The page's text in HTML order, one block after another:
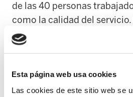
Esta página web usa cookies
Las cookies de este sitio web se
de las 40 personas
como la calidad del
pendiente de renovación y
todas las reuniones con la
poder adquisitivo de la
reducir la jornada anual a